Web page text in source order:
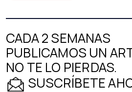
CADA 2 SEMANAS
PUBLICAMOS UN
NO TE LO PIERDAS.
SUSCRÍBETE